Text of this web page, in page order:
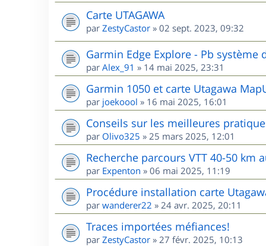
Carte UTAGAWA
par ZestyCastor » 02 sept. 2023, 09:32
Garmin Edge Explore - Pb système
par Alex_91 » 14 mai 2025, 23:31
Garmin 1050 et carte Utagawa
par joekoool » 16 mai 2025, 16:01
Conseils sur les meilleures
par Olivo325 » 25 mars 2025, 12:01
Recherche parcours VTT 40-50 km
par Expenton » 06 mai 2025, 11:19
Procédure installation carte
par wanderer22 » 24 avr. 2025, 20:11
Traces importées méfiances!
par ZestyCastor » 27 févr. 2025, 10:13